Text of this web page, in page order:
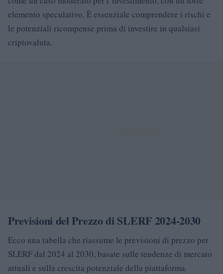
elemento speculativo. È essenziale comprendere i rischi e
le potenziali ricompense prima di investire in qualsiasi
criptovaluta.
Previsioni del Prezzo di SLERF 2024-2030
Ecco una tabella che riassume le previsioni di prezzo per
SLERF dal 2024 al 2030, basate sulle tendenze di mercato
attuali e sulla crescita potenziale della piattaforma.